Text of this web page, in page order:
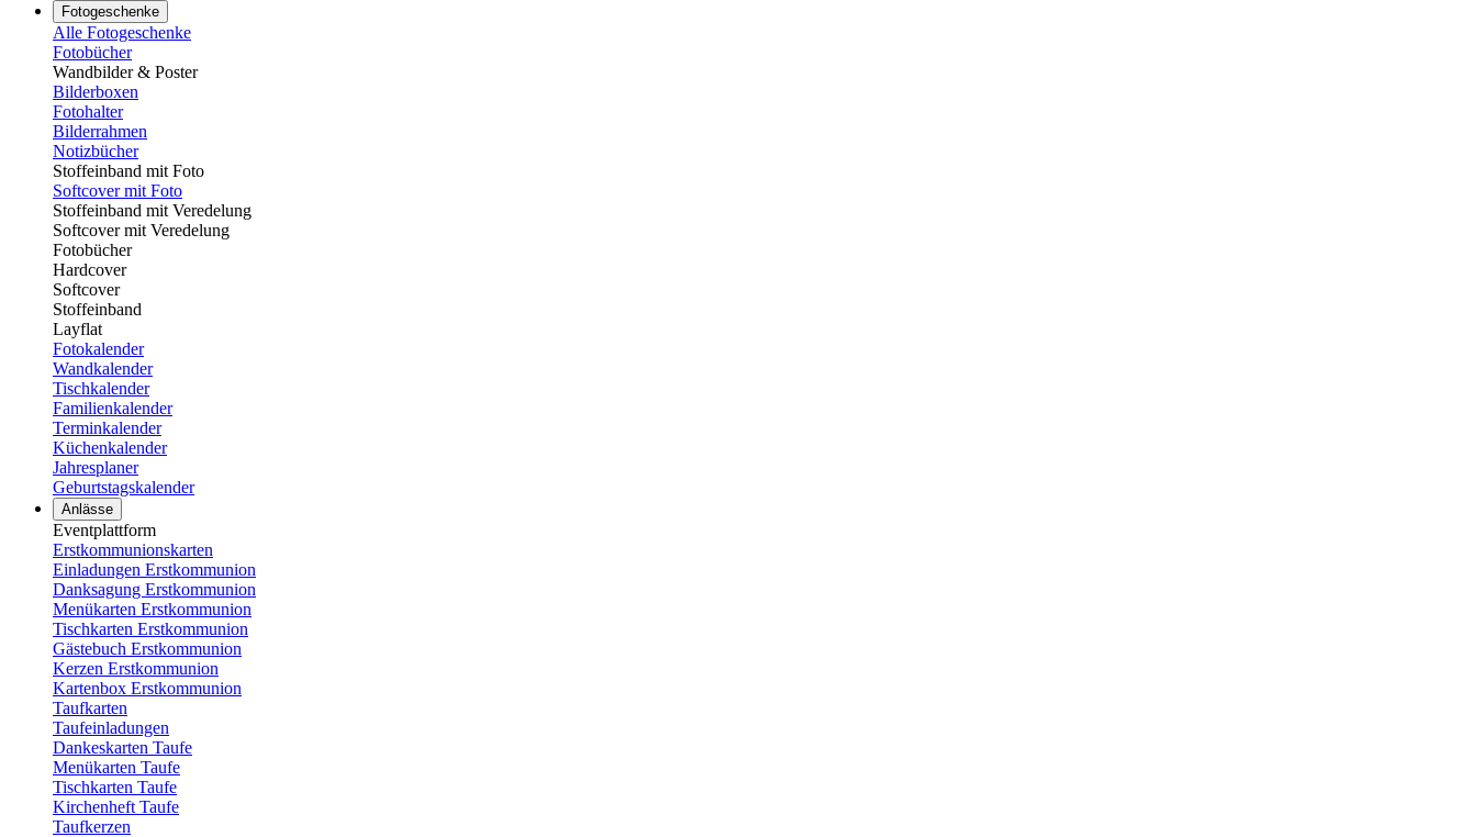
Fotogeschenke
Alle Fotogeschenke
Fotobücher
Wandbilder & Poster
Bilderboxen
Fotohalter
Bilderrahmen
Notizbücher
Stoffeinband mit Foto
Softcover mit Foto
Stoffeinband mit Veredelung
Softcover mit Veredelung
Fotobücher
Hardcover
Softcover
Stoffeinband
Layflat
Fotokalender
Wandkalender
Tischkalender
Familienkalender
Terminkalender
Küchenkalender
Jahresplaner
Geburtstagskalender
Anlässe
Eventplattform
Erstkommunionskarten
Einladungen Erstkommunion
Danksagung Erstkommunion
Menükarten Erstkommunion
Tischkarten Erstkommunion
Gästebuch Erstkommunion
Kerzen Erstkommunion
Kartenbox Erstkommunion
Taufkarten
Taufeinladungen
Dankeskarten Taufe
Menükarten Taufe
Tischkarten Taufe
Kirchenheft Taufe
Taufkerzen